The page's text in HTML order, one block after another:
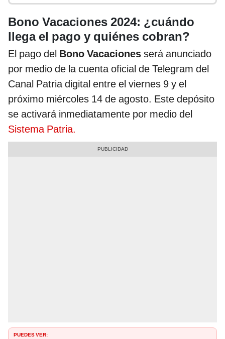
Bono Vacaciones 2024: ¿cuándo
llega el pago y quiénes cobran?
El pago del Bono Vacaciones será anunciado
por medio de la cuenta oficial de Telegram del
Canal Patria digital entre el viernes 9 y el
próximo miércoles 14 de agosto. Este depósito
se activará inmediatamente por medio del
Sistema Patria.
PUEDES VER: